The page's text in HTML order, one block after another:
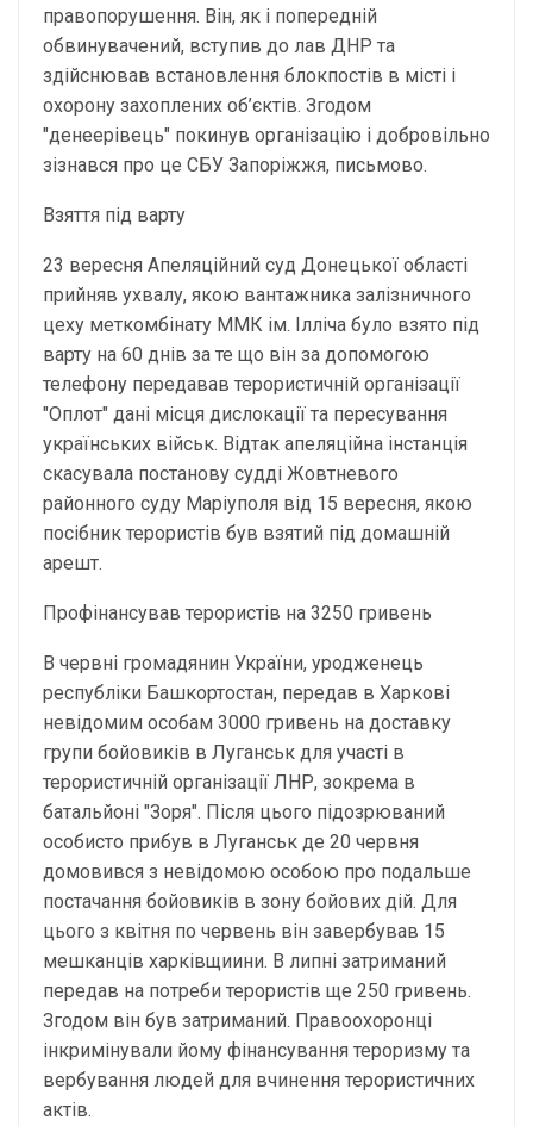
правопорушення. Він, як і попередній
обвинувачений, вступив до лав ДНР та
здійснював встановлення блокпостів в місті і
охорону захоплених об’єктів. Згодом
"денеерівець" покинув організацію і добровільно
зізнався про це СБУ Запоріжжя, письмово.
Взяття під варту
23 вересня Апеляційний суд Донецької області
прийняв ухвалу, якою вантажника залізничного
цеху меткомбінату ММК ім. Ілліча було взято під
варту на 60 днів за те що він за допомогою
телефону передавав терористичній організації
"Оплот" дані місця дислокації та пересування
українських військ. Відтак апеляційна інстанція
скасувала постанову судді Жовтневого
районного суду Маріуполя від 15 вересня, якою
посібник терористів був взятий під домашній
арешт.
Профінансував терористів на 3250 гривень
В червні громадянин України, уродженець
республіки Башкортостан, передав в Харкові
невідомим особам 3000 гривень на доставку
групи бойовиків в Луганськ для участі в
терористичній організації ЛНР, зокрема в
батальйоні "Зоря". Після цього підозрюваний
особисто прибув в Луганськ де 20 червня
домовився з невідомою особою про подальше
постачання бойовиків в зону бойових дій. Для
цього з квітня по червень він завербував 15
мешканців харківщиини. В липні затриманий
передав на потреби терористів ще 250 гривень.
Згодом він був затриманий. Правоохоронці
інкримінували йому фінансування тероризму та
вербування людей для вчинення терористичних
актів.